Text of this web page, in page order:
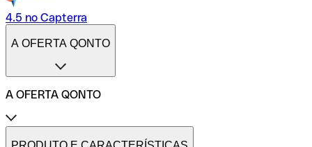
4.5 no Capterra
A OFERTA QONTO
A OFERTA QONTO
Tarifas